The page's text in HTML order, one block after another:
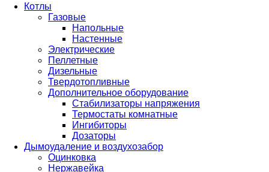
Котлы
Газовые
Напольные
Настенные
Электрические
Пеллетные
Дизельные
Твердотопливные
Дополнительное оборудование
Стабилизаторы напряжения
Термостаты комнатные
Ингибиторы
Дозаторы
Дымоудаление и воздухозабор
Оцинковка
Нержавейка